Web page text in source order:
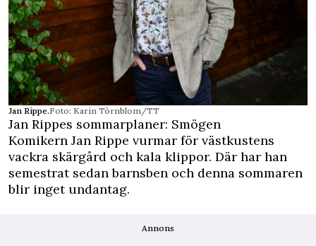
Jan Rippe.Foto: Karin Törnblom/TT
Jan Rippes sommarplaner: Smögen
Komikern Jan Rippe vurmar för västkustens
vackra skärgård och kala klippor. Där har han
semestrat sedan barnsben och denna sommaren
blir inget undantag.
Annons